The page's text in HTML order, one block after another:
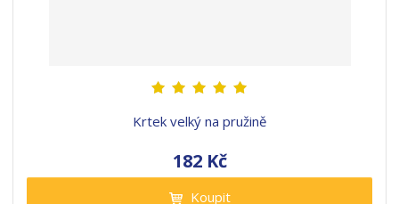
Krtek velký na pružině
182 Kč
Koupit